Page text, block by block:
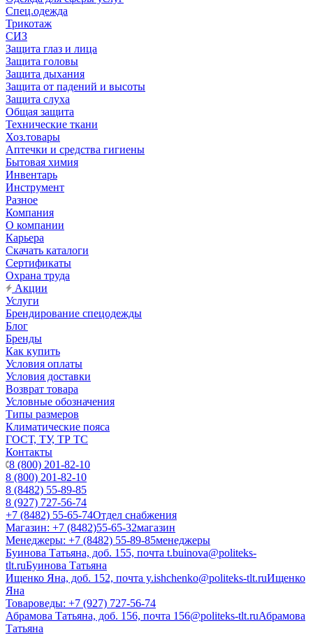
Спец.одежда
Трикотаж
СИЗ
Защита глаз и лица
Защита головы
Защита дыхания
Защита от падений и высоты
Защита слуха
Общая защита
Технические ткани
Хоз.товары
Аптечки и средства гигиены
Бытовая химия
Инвентарь
Инструмент
Разное
Компания
О компании
Карьера
Cкачать каталоги
Сертификаты
Охрана труда
Акции
Услуги
Брендирование спецодежды
Блог
Бренды
Как купить
Условия оплаты
Условия доставки
Возврат товара
Условные обозначения
Типы размеров
Климатические пояса
ГОСТ, ТУ, ТР ТС
Контакты
8 (800) 201-82-10
8 (800) 201-82-10
8 (8482) 55-89-85
8 (927) 727-56-74
+7 (8482) 55-65-74Отдел снабжения
Магазин: +7 (8482)55-65-32магазин
Менеджеры: +7 (8482) 55-89-85менеджеры
Буинова Татьяна, доб. 155, почта t.buinova@politeks-
tlt.ruБуинова Татьяна
Ищенко Яна, доб. 152, почта y.ishchenko@politeks-tlt.ruИщенко
Яна
Товароведы: +7 (927) 727-56-74
Абрамова Татьяна, доб. 156, почта 156@politeks-tlt.ruАбрамова
Татьяна